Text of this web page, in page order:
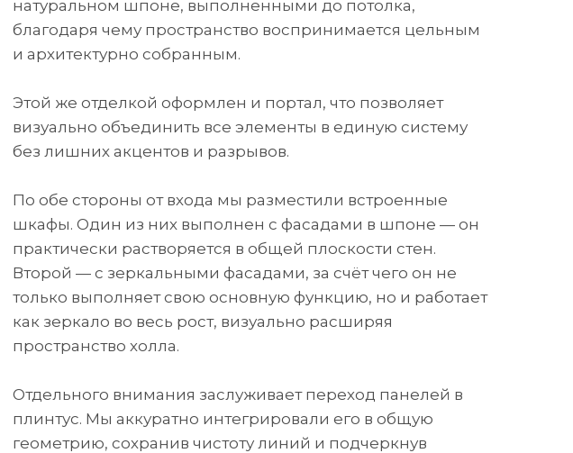
натуральном шпоне, выполненными до потолка,
благодаря чему пространство воспринимается цельным
и архитектурно собранным.
Этой же отделкой оформлен и портал, что позволяет
визуально объединить все элементы в единую систему
без лишних акцентов и разрывов.
По обе стороны от входа мы разместили встроенные
шкафы. Один из них выполнен с фасадами в шпоне — он
практически растворяется в общей плоскости стен.
Второй — с зеркальными фасадами, за счёт чего он не
только выполняет свою основную функцию, но и работает
как зеркало во весь рост, визуально расширяя
пространство холла.
Отдельного внимания заслуживает переход панелей в
плинтус. Мы аккуратно интегрировали его в общую
геометрию, сохранив чистоту линий и подчеркнув